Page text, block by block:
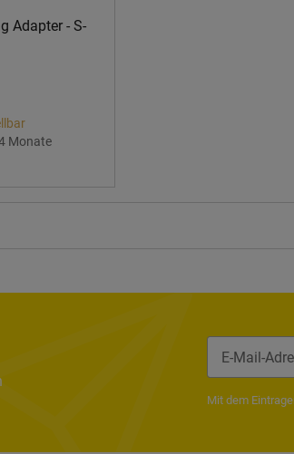
Adapter - S-
Monate
Mit dem